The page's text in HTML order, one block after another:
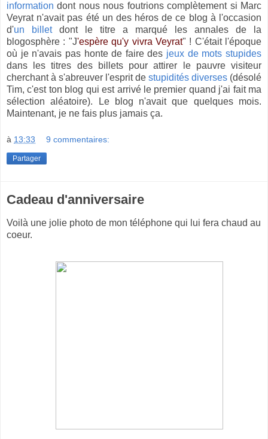
information dont nous nous foutrions complètement si Marc
Veyrat n'avait pas été un des héros de ce blog à l'occasion
d'un billetdont le titre a marqué les annales de la
blogosphère : "J'espère qu'y vivra Veyrat" ! C'était l'époque
où je n'avais pas honte de faire des jeux de mots stupides
dans les titres des billets pour attirer le pauvre visiteur
cherchant à s'abreuver l'esprit de stupidités diverses (désolé
Tim, c'est ton blog qui est arrivé le premier quand j'ai fait ma
sélection aléatoire). Le blog n'avait que quelques mois.
Maintenant, je ne fais plus jamais ça.
à 13:33 9 commentaires:
Partager
Cadeau d'anniversaire
Voilà une jolie photo de mon téléphone qui lui fera chaud au
coeur.